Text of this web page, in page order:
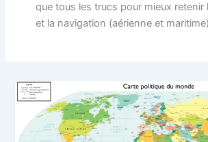
que tous les trucs pour mieux retenir
et la navigation (aérienne et